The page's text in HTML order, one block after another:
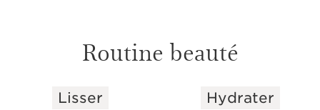
Routine beauté
ALLER AU CONTENU
Lisser Hydrater